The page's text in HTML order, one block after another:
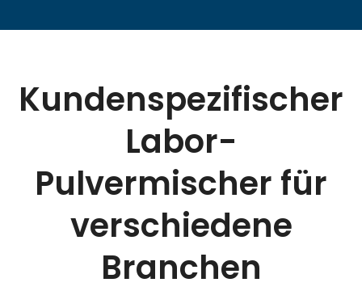
Kundenspezifischer
Labor-
Pulvermischer für
verschiedene
Branchen